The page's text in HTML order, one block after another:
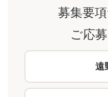
募集要
ご応
遠